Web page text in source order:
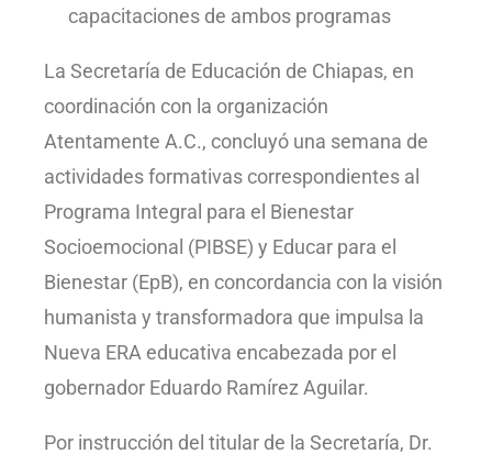
capacitaciones de ambos programas
La Secretaría de Educación de Chiapas, en
coordinación con la organización
Atentamente A.C., concluyó una semana de
actividades formativas correspondientes al
Programa Integral para el Bienestar
Socioemocional (PIBSE) y Educar para el
Bienestar (EpB), en concordancia con la visión
humanista y transformadora que impulsa la
Nueva ERA educativa encabezada por el
gobernador Eduardo Ramírez Aguilar.
Por instrucción del titular de la Secretaría, Dr.